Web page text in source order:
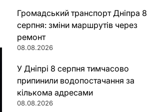
Громадський транспорт Дніпра 8
серпня: зміни маршрутів через
ремонт
08.08.2026
У Дніпрі 8 серпня тимчасово
припинили водопостачання за
кількома адресами
08.08.2026